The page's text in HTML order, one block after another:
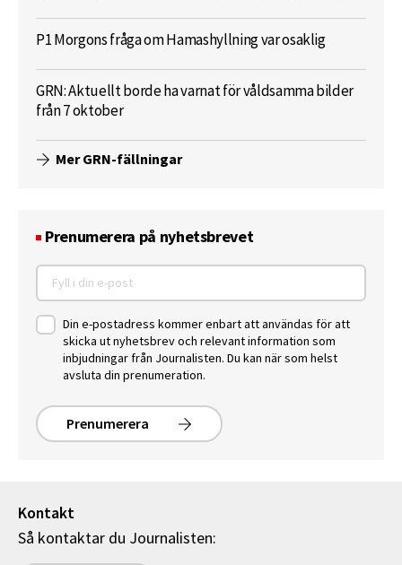
P1 Morgons fråga om Hamashyllning var osaklig
GRN: Aktuellt borde ha varnat för våldsamma bilder
från 7 oktober
Mer GRN-fällningar
Prenumerera på nyhetsbrevet
Din e-postadress kommer enbart att användas för att
skicka ut nyhetsbrev och relevant information som
inbjudningar från Journalisten. Du kan när som helst
avsluta din prenumeration.
Prenumerera
Kontakt
Så kontaktar du Journalisten: